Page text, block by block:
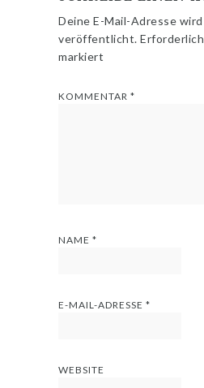
Deine E-Mail-Adresse
veröffentlicht.
markiert
KOMMENTAR*
NAME*
E-MAIL-ADRESSE*
WEBSITE